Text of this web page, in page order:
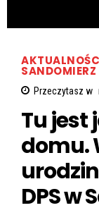
SANDOMIERZ
Przeczytasz w
Tu jest
domu.
DPS w